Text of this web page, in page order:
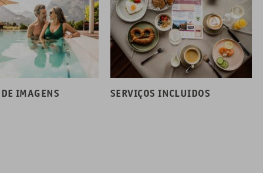
IMAGENS SERVIÇOS INCLUIDOS